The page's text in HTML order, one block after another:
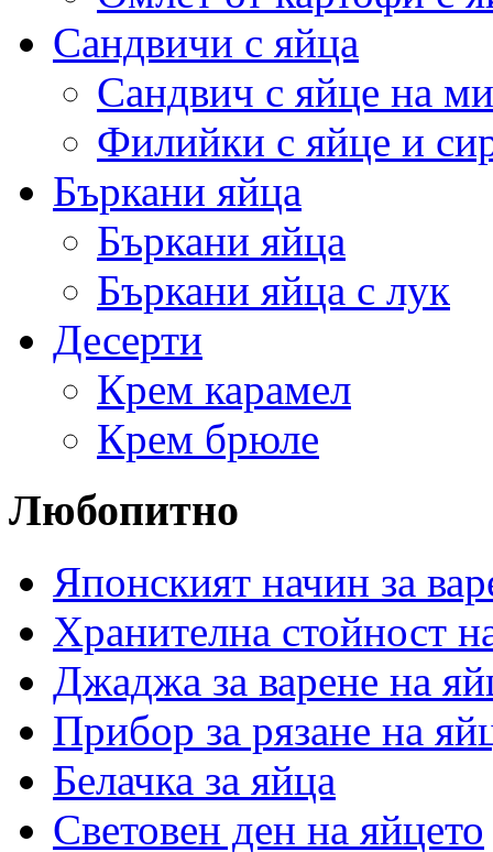
Сандвичи с яйца
Сандвич с яйце на
Филийки с яйце и
Бъркани яйца
Бъркани яйца
Бъркани яйца с лук
Десерти
Крем карамел
Крем брюле
Любопитно
Японският начин за
Хранителна стойност
Джаджа за варене на
Прибор за рязане на
Белачка за яйца
Световен ден на яйцето